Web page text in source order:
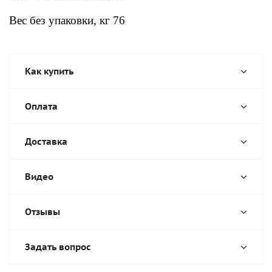
Вес без упаковки, кг 76
Как купить
Оплата
Доставка
Видео
Отзывы
Задать вопрос